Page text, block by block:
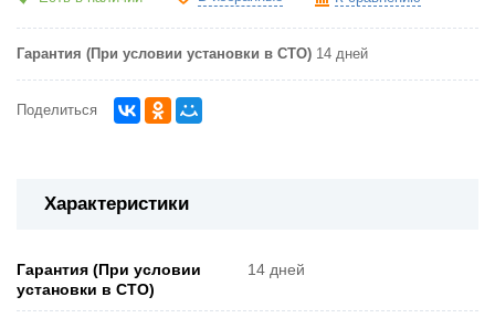
Гарантия (При условии установки в СТО) 14 дней
Поделиться
Характеристики
Гарантия (При условии
установки в СТО)
14 дней